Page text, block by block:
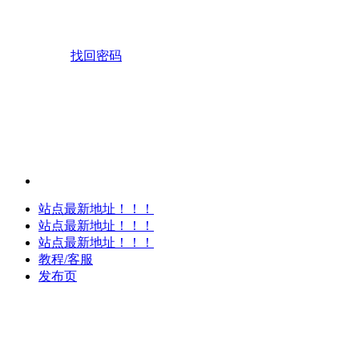
找回密码
站点最新地址！！！
站点最新地址！！！
站点最新地址！！！
教程/客服
发布页